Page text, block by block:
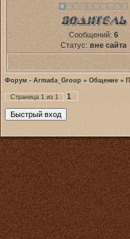
Сообщений: 6
Статус: вне сайта
Форум - Armada_Group » Общение »
Страница 1 из 1
1